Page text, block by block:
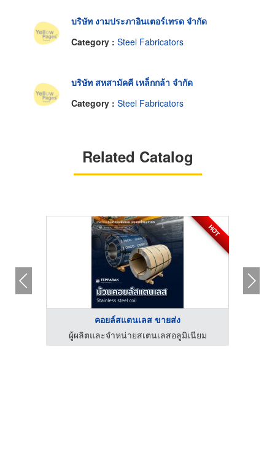
บริษัท งามประภาอินเตอร์เทรด จำกัด
Category : Steel Fabricators
บริษัท สหสามัคคี เหล็กกล้า จำกัด
Category : Steel Fabricators
Related Catalog
HOT
คอยล์สแตนเลส ขายส่ง
ผู้ผลิตและจำหน่ายสเตนเลสอลูมิเนียม